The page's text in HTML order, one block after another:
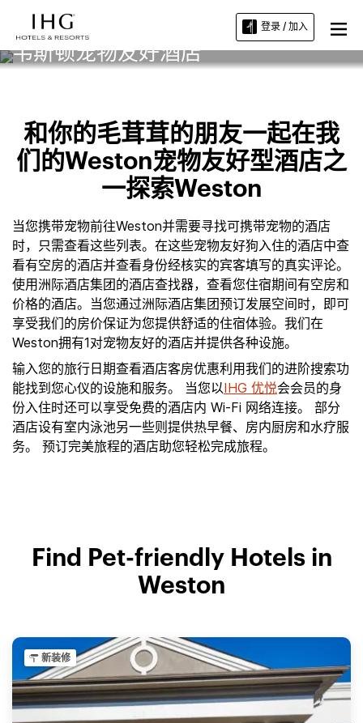
登录 / 加入
韦斯顿宠物友好酒店
和你的毛茸茸的朋友一起在我
们的Weston宠物友好型酒店之
一探索Weston
当您携带宠物前往Weston并需要寻找可携带宠物的酒店
时，只需查看这些列表。在这些宠物友好狗入住的酒店中查
看有空房的酒店并查看身份经核实的宾客填写的真实评论。
使用洲际酒店集团的酒店查找器，查看您住宿期间有空房和
价格的酒店。当您通过洲际酒店集团预订发展空间时，即可
享受我们的房价保证为您提供舒适的住宿体验。我们在
Weston拥有1对宠物友好的酒店并提供各种设施。
输入您的旅行日期查看酒店客房优惠利用我们的进阶搜索功
能找到您心仪的设施和服务。 当您以IHG 优悦会会员的身
份入住时还可以享受免费的酒店内 Wi-Fi 网络连接。 部分
酒店设有室内泳池另一些则提供热早餐、房内厨房和水疗服
务。 预订完美旅程的酒店助您轻松完成旅程。
Find Pet-friendly Hotels in
Weston
新装修